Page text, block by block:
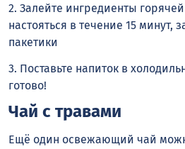
2. Залейте ингредиенты
настояться в течение 15 минут,
пакетики
3. Поставьте напиток в
готово!
Чай с травами
Ещё один освежающий чай